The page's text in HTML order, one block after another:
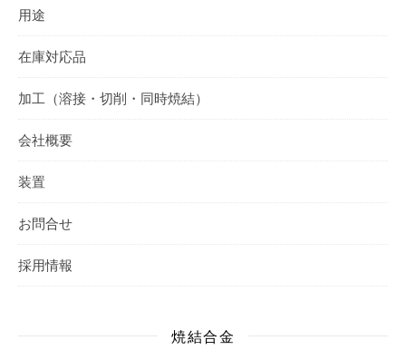
用途
在庫対応品
加工（溶接・切削・同時焼結）
会社概要
装置
お問合せ
採用情報
焼結合金